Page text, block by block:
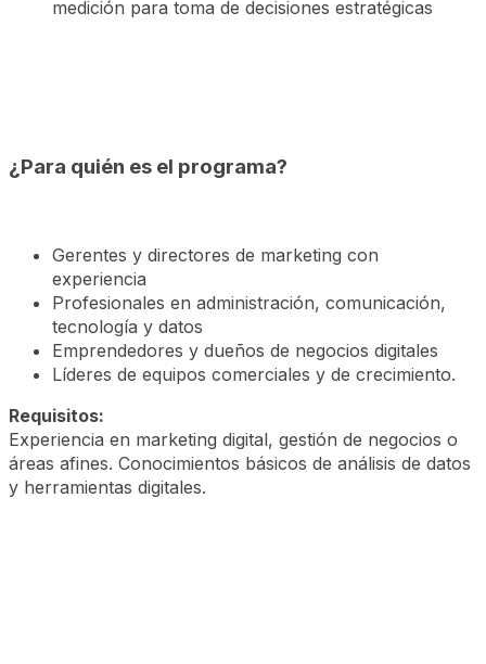
medición para toma de decisiones estratégicas
¿Para quién es el programa?
Gerentes y directores de marketing con
experiencia
Profesionales en administración, comunicación,
tecnología y datos
Emprendedores y dueños de negocios digitales
Líderes de equipos comerciales y de crecimiento.
Requisitos:
Experiencia en marketing digital, gestión de negocios o
áreas afines. Conocimientos básicos de análisis de datos
y herramientas digitales.